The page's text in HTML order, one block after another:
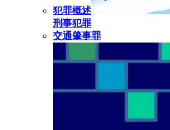
犯罪概述
刑事犯罪
交通肇事罪